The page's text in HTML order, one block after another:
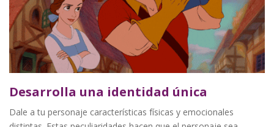
Desarrolla una identidad única
Dale a tu personaje características físicas y emocionales